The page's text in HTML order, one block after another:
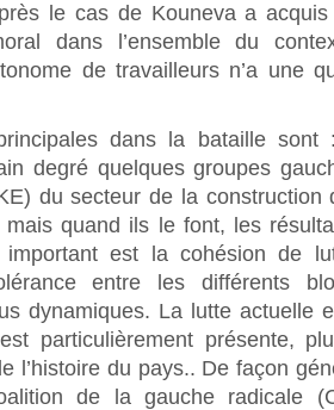
le cas de Kouneva a
dans l’ensemble du
de travailleurs n’a une
dans la bataille sont
degré quelques groupes
du secteur de la construction
quand ils le font, les
est la cohésion de
entre les différents
dynamiques. La lutte actuelle
particulièrement présente,
l’histoire du pays.. De façon
de la gauche radicale